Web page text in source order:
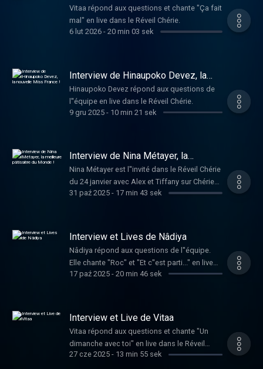
Vitaa répond aux questions et chante "Ça fait
mal" en live dans le Réveil Chérie.
6 lut 2026- 20 min 03 sek
Interview de Hinaupoko Devez, la
nouvelle Miss France !
Hinaupoko Devez répond aux questions de
l''équipe en live dans le Réveil Chérie.
9 gru 2025- 10 min 21 sek
Interview de Nina Métayer, la
meilleure pâtissière du Monde !
Nina Métayer est l''invité dans le Réveil Chérie
du 24 janvier avec Alex et Tiffany sur Chérie
FM ! Elle répond aux questions dans le Réveil
31 paź 2025- 17 min 43 sek
Interview et Lives de Nâdiya
Nâdiya répond aux questions de l''équipe.
Elle chante "Roc" et "Et c''est parti..." en live
dans le Réveil Chérie.
17 paź 2025- 20 min 46 sek
Interview et Live de Vitaa
Vitaa répond aux questions et chante "Un
dimanche avec toi" en live dans le Réveil
Chérie.
27 cze 2025- 13 min 55 sek